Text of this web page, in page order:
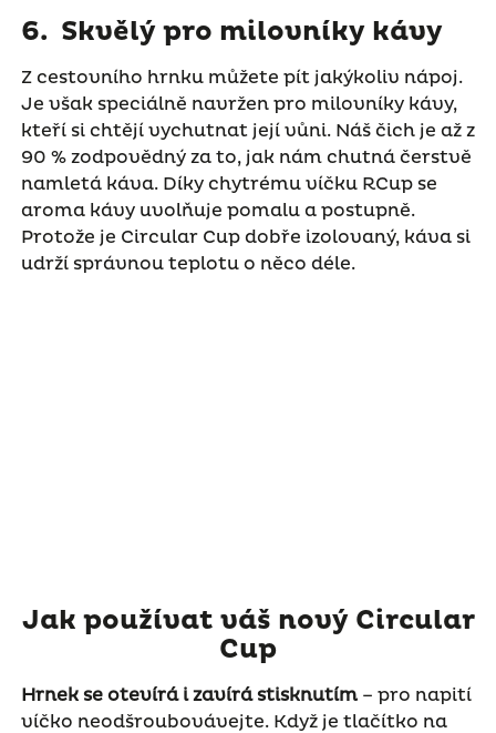
6. Skvělý pro milovníky kávy
Z cestovního hrnku můžete pít jakýkoliv nápoj.
Je však speciálně navržen pro milovníky kávy,
kteří si chtějí vychutnat její vůni. Náš čich je až z
90 % zodpovědný za to, jak nám chutná čerstvě
namletá káva. Díky chytrému víčku RCup se
aroma kávy uvolňuje pomalu a postupně.
Protože je Circular Cup dobře izolovaný, káva si
udrží správnou teplotu o něco déle.
Jak používat váš nový Circular
Cup
Hrnek se otevírá i zavírá stisknutím– pro napití
víčko neodšroubovávejte. Když je tlačítko na